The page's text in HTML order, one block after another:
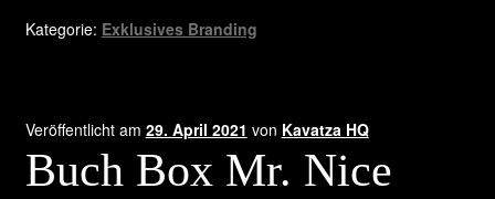
American
Kategorie: Exklusives Branding
Veröffentlicht am 29. April 2021 von Kavatza HQ
Buch Box Mr. Nice